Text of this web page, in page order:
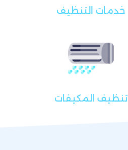
خدمات التنظيف
تنظيف المكيفات